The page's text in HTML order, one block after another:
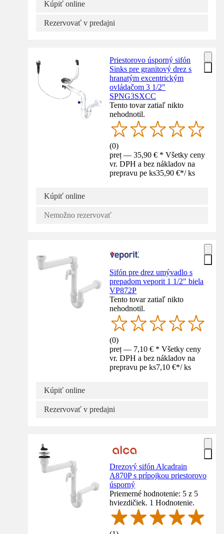
Kúpiť online
Rezervovať v predajni
Priestorovo úsporný sifón
Sinks pre granitový drez s
hranatým excentrickým
ovládačom 3 1/2"
SPNG3SXCC
Tento tovar zatiaľ nikto
nehodnotil.
(0)
preț — 35,90 € * Všetky ceny
vr. DPH a bez nákladov na
prepravu pe ks35,90 €*/ ks
Kúpiť online
Nemožno rezervovať
Sifón pre drez umývadlo s
prepadom veporit 1 1/2" biela
VP872P
Tento tovar zatiaľ nikto
nehodnotil.
(0)
preț — 7,10 € * Všetky ceny
vr. DPH a bez nákladov na
prepravu pe ks7,10 €*/ ks
Kúpiť online
Rezervovať v predajni
Drezový sifón Alcadrain
A870P s prípojkou priestorovo
úsporný
Priemerné hodnotenie: 5 z 5
hviezdičiek. 1 Hodnotenie.